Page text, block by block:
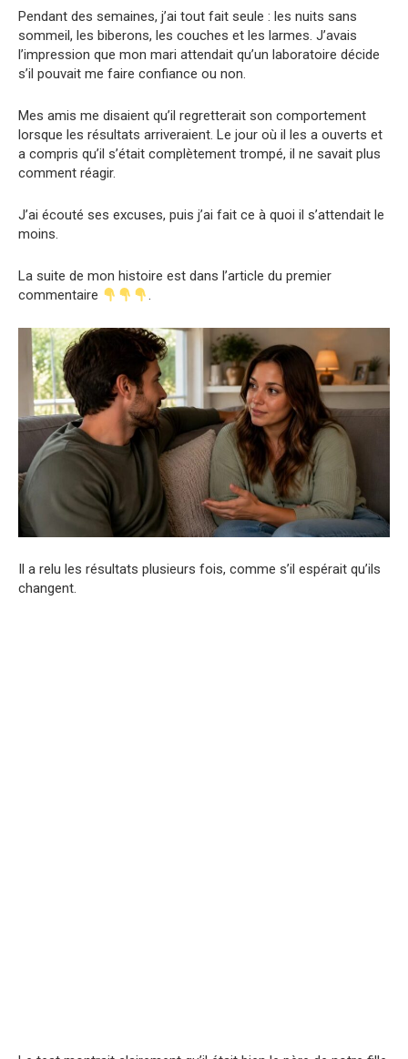
Pendant des semaines, j’ai tout fait seule : les nuits sans
sommeil, les biberons, les couches et les larmes. J’avais
l’impression que mon mari attendait qu’un laboratoire décide
s’il pouvait me faire confiance ou non.
Mes amis me disaient qu’il regretterait son comportement
lorsque les résultats arriveraient. Le jour où il les a ouverts et
a compris qu’il s’était complètement trompé, il ne savait plus
comment réagir.
J’ai écouté ses excuses, puis j’ai fait ce à quoi il s’attendait le
moins.
La suite de mon histoire est dans l’article du premier
commentaire
.
Il a relu les résultats plusieurs fois, comme s’il espérait qu’ils
changent.